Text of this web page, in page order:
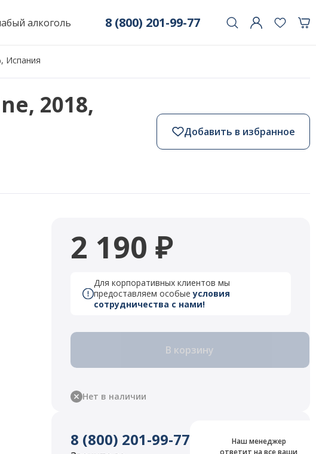
алкоголь 8 (800) 201-99-77
Испания
2018,
Добавить в избранное
2 190 ₽
Для корпоративных клиентов мы
предоставляем особыеусловия
сотрудничества с нами!
В корзину
Нет в наличии
8 (800) 201-99-77
Наш менеджер
ответит на все ваши